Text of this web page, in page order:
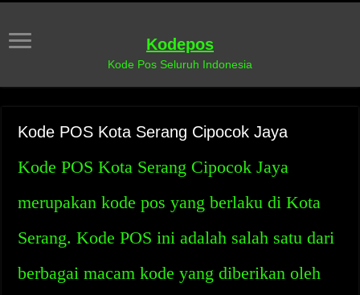
Kodepos
Kode Pos Seluruh Indonesia
Kode POS Kota Serang Cipocok Jaya
Kode POS Kota Serang Cipocok Jaya
merupakan kode pos yang berlaku di Kota
Serang. Kode POS ini adalah salah satu dari
berbagai macam kode yang diberikan oleh